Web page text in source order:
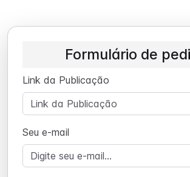
Formulário de
Link da Publicação
Seu e-mail